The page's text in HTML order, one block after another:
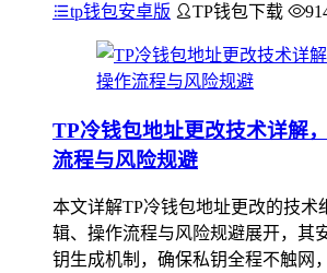
tp钱包安卓版 TP钱包下载
TP冷钱包地址更改技术详解
流程与风险规避
本文详解TP冷钱包地址更改的技术
辑、操作流程与风险规避展开，其
钥生成机制，确保私钥全程不触网